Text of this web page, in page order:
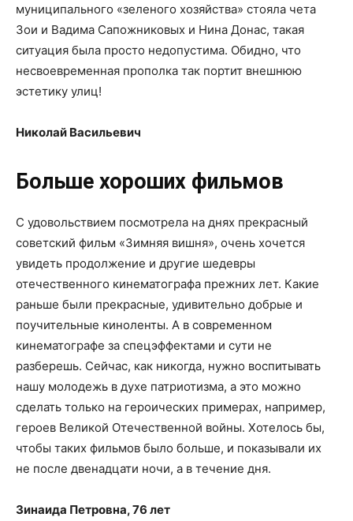
муниципального «зеленого хозяйства» стояла чета
Зои и Вадима Сапожниковых и Нина Донас, такая
ситуация была просто недопустима. Обидно, что
несвоевременная прополка так портит внешнюю
эстетику улиц!
Николай Васильевич
Больше хороших фильмов
С удовольствием посмотрела на днях прекрасный
советский фильм «Зимняя вишня», очень хочется
увидеть продолжение и другие шедевры
отечественного кинематографа прежних лет. Какие
раньше были прекрасные, удивительно добрые и
поучительные киноленты. А в современном
кинематографе за спецэффектами и сути не
разберешь. Сейчас, как никогда, нужно воспитывать
нашу молодежь в духе патриотизма, а это можно
сделать только на героических примерах, например,
героев Великой Отечественной войны. Хотелось бы,
чтобы таких фильмов было больше, и показывали их
не после двенадцати ночи, а в течение дня.
Зинаида Петровна, 76 лет